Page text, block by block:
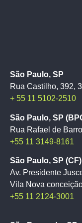
São Paulo, SP
Rua Castilho, 392,
+ 55 11 5102-2510
São Paulo, SP
Rua Rafael de
+55 11 3149-8161
São Paulo, SP (CF)
Av. Presidente
Vila Nova
+55 11 2124-3001